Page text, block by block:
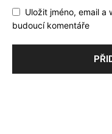
Uložit jméno, email
budoucí komentáře